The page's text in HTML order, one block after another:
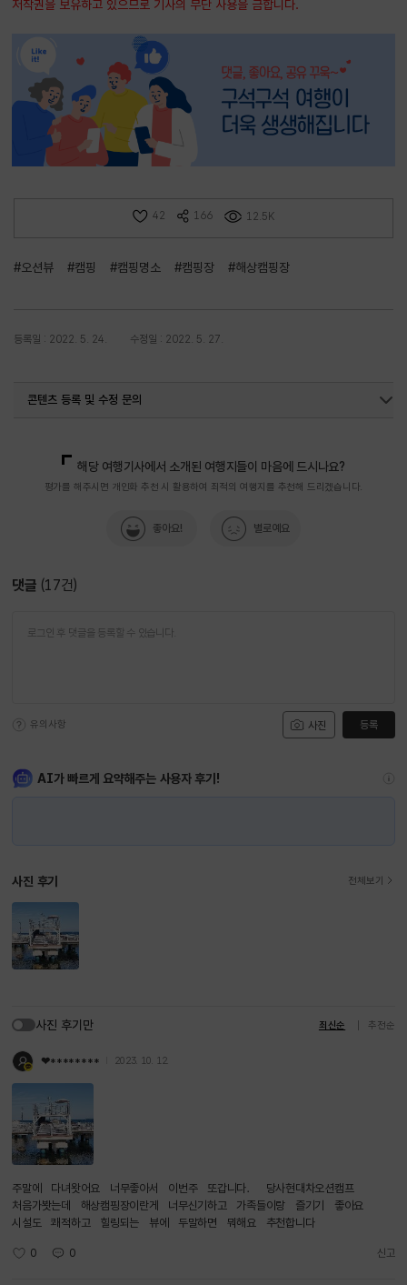
저작권을 보유하고 있으므로 기사의 무단 사용을 금합니다.
42 166 12.5K
#오션뷰 #캠핑 #캠핑명소 #캠핑장 #해상캠핑장
등록일 : 2022. 5. 24. 수정일 : 2022. 5. 27.
콘텐츠 등록 및 수정 문의
해당 여행기사에서 소개된 여행지들이 마음에 드시나요?
평가를 해주시면 개인화 추천 시 활용하여 최적의 여행지를 추천해 드리겠습니다.
좋아요! 별로예요
댓글 (17건)
사진
유의사항 등록
AI가 빠르게 요약해주는 사용자 후기!
사진 후기 전체보기
사진 후기만 최신순 추천순
❤********️ 2023. 10. 12.
주말에 다녀왓어요 너무좋아서 이번주 또갑니다． 당사현대차오션캠프
처음가봣는데 해상캠핑장이란게 너무신기하고 가족들이랑 즐기기 좋아요
시설도 쾌적하고 힐링되는 뷰에 두말하면 뭐해요 추천합니다
0 0 신고